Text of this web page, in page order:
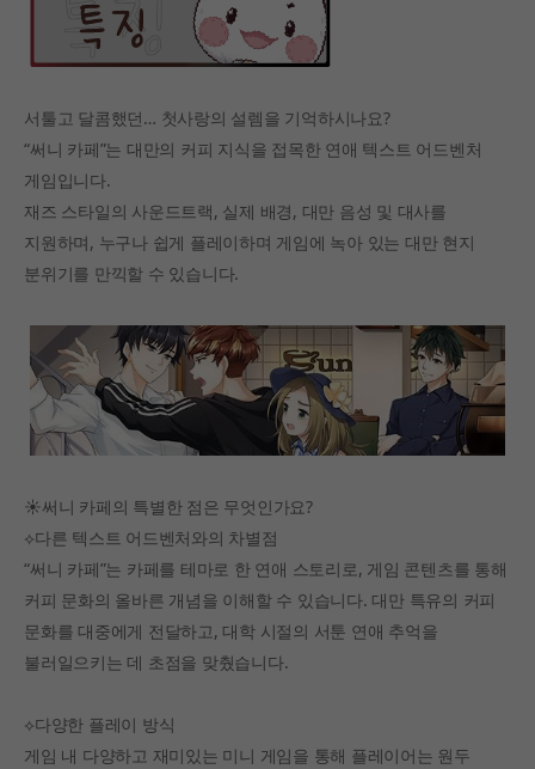
서툴고 달콤했던… 첫사랑의 설렘을 기억하시나요?
“써니 카페”는 대만의 커피 지식을 접목한 연애 텍스트 어드벤처
게임입니다.
재즈 스타일의 사운드트랙, 실제 배경, 대만 음성 및 대사를
지원하며, 누구나 쉽게 플레이하며 게임에 녹아 있는 대만 현지
분위기를 만끽할 수 있습니다.
☀써니 카페의 특별한 점은 무엇인가요?
⟡다른 텍스트 어드벤처와의 차별점
“써니 카페”는 카페를 테마로 한 연애 스토리로, 게임 콘텐츠를 통해
커피 문화의 올바른 개념을 이해할 수 있습니다. 대만 특유의 커피
문화를 대중에게 전달하고, 대학 시절의 서툰 연애 추억을
불러일으키는 데 초점을 맞췄습니다.
⟡다양한 플레이 방식
게임 내 다양하고 재미있는 미니 게임을 통해 플레이어는 원두